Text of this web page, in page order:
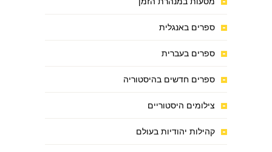
ספרים באנגלית
ספרים בעברית
ספרים חדשים בהיסטוריה
צילומים היסטוריים
קהילות יהודיות בעולם